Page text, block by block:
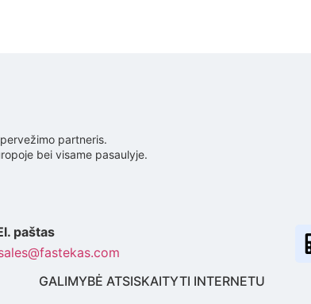
partneris.
bei visame pasaulyje.
paštas
GALIMYBĖ ATSISKAITYTI INTERNETU